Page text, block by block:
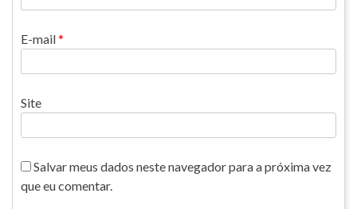
E-mail*
Site
Salvar meus dados neste navegador para a próxima vez
que eu comentar.